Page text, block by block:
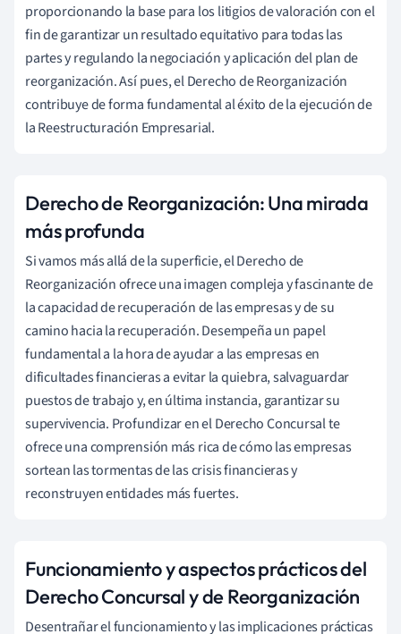
proporcionando la base para los litigios de valoración con el
fin de garantizar un resultado equitativo para todas las
partes y regulando la negociación y aplicación del plan de
reorganización. Así pues, el Derecho de Reorganización
contribuye de forma fundamental al éxito de la ejecución de
la Reestructuración Empresarial.
Derecho de Reorganización: Una mirada
más profunda
Si vamos más allá de la superficie, el Derecho de
Reorganización ofrece una imagen compleja y fascinante de
la capacidad de recuperación de las empresas y de su
camino hacia la recuperación. Desempeña un papel
fundamental a la hora de ayudar a las empresas en
dificultades financieras a evitar la quiebra, salvaguardar
puestos de trabajo y, en última instancia, garantizar su
supervivencia. Profundizar en el Derecho Concursal te
ofrece una comprensión más rica de cómo las empresas
sortean las tormentas de las crisis financieras y
reconstruyen entidades más fuertes.
Funcionamiento y aspectos prácticos del
Derecho Concursal y de Reorganización
Desentrañar el funcionamiento y las implicaciones prácticas